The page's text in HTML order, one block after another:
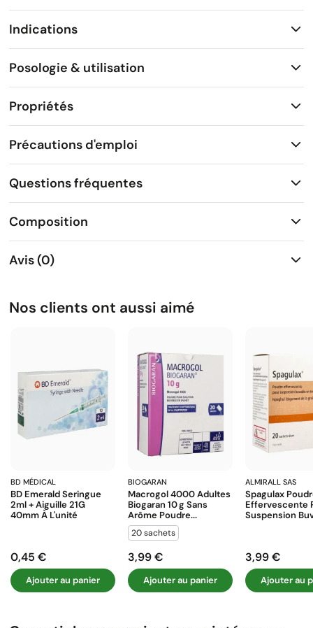
Indications
Posologie & utilisation
Propriétés
Précautions d'emploi
Questions fréquentes
Composition
Avis (0)
Nos clients ont aussi aimé
BD MÉDICAL
BD Emerald Seringue
2ml + Aiguille 21G
40mm À L'unité
Prix
0,45 €
Ajouter au panier
BIOGARAN
Macrogol 4000 Adultes
Biogaran 10 G Sans
Arôme Poudre...
20 sachets
Prix
3,99 €
Ajouter au panier
ALMIRALL SAS
Spagulax
Effervescente
Suspension
Prix
3,99 €
Ajouter au